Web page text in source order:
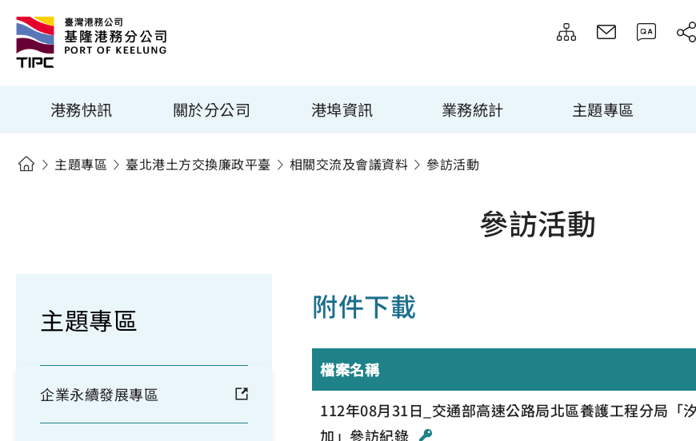
港務快訊 關於分公司 港埠資訊 業務統計 主題專區
主題專區 臺北港土方交換廉政平臺 相關交流及會議資料 參訪活動
參訪活動
主題專區
企業永續發展專區
附件下載
檔案名稱
112年08月31日_交通部高速公路局北區養護工程分局「
加」參訪紀錄